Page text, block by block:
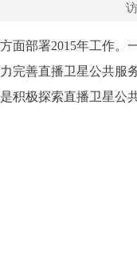
面部署2015年工作。
完善直播卫星公共服
积极探索直播卫星公